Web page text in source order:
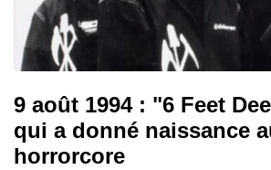
9 août 1994 : "6 Feet
qui a donné naissance
horrorcore